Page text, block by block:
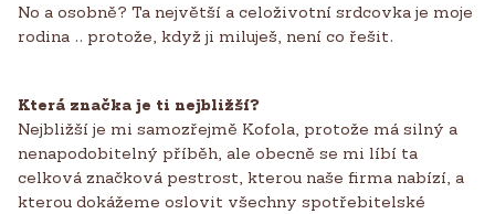
No a osobně? Ta největší a celoživotní srdcovka je moje
rodina .. protože, když ji miluješ, není co řešit.
Která značka je ti nejbližší?
Nejbližší je mi samozřejmě Kofola, protože má silný a
nenapodobitelný příběh, ale obecně se mi líbí ta
celková značková pestrost, kterou naše firma nabízí, a
kterou dokážeme oslovit všechny spotřebitelské